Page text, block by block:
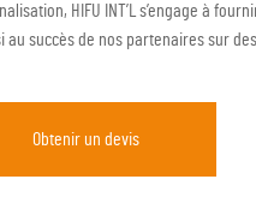
HIFU INT’L s’engage à
succès de nos partenaires sur
Obtenir un devis